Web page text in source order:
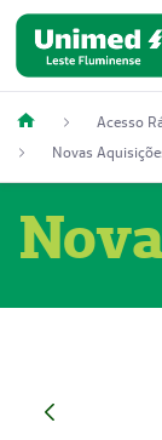
Acesso
Novas